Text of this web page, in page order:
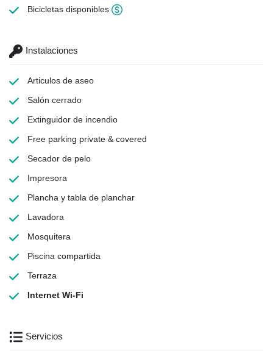
Bicicletas disponibles
Instalaciones
Articulos de aseo
Salón cerrado
Extinguidor de incendio
Free parking private & covered
Secador de pelo
Impresora
Plancha y tabla de planchar
Lavadora
Mosquitera
Piscina compartida
Terraza
Internet Wi-Fi
Servicios